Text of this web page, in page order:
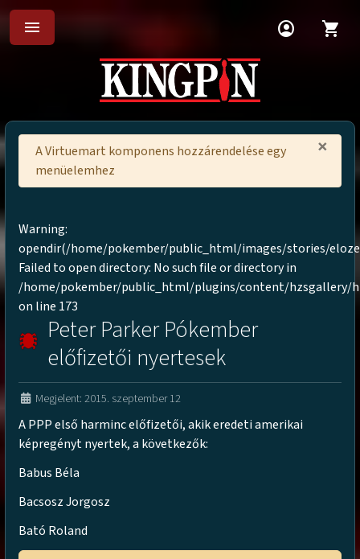
menu account_circle shopping_cart
×
A Virtuemart komponens hozzárendelése egy
menüelemhez
Warning:
opendir(/home/pokember/public_html/images/stories/
Failed to open directory: No such file or directory in
/home/pokember/public_html/plugins/content/hzsgallery/
on line 173
Peter Parker Pókember
előfizetői nyertesek
Megjelent: 2015. szeptember 12
A PPP első harminc előfizetői, akik eredeti amerikai
képregényt nyertek, a következők:
Babus Béla
Bacsosz Jorgosz
Bató Roland